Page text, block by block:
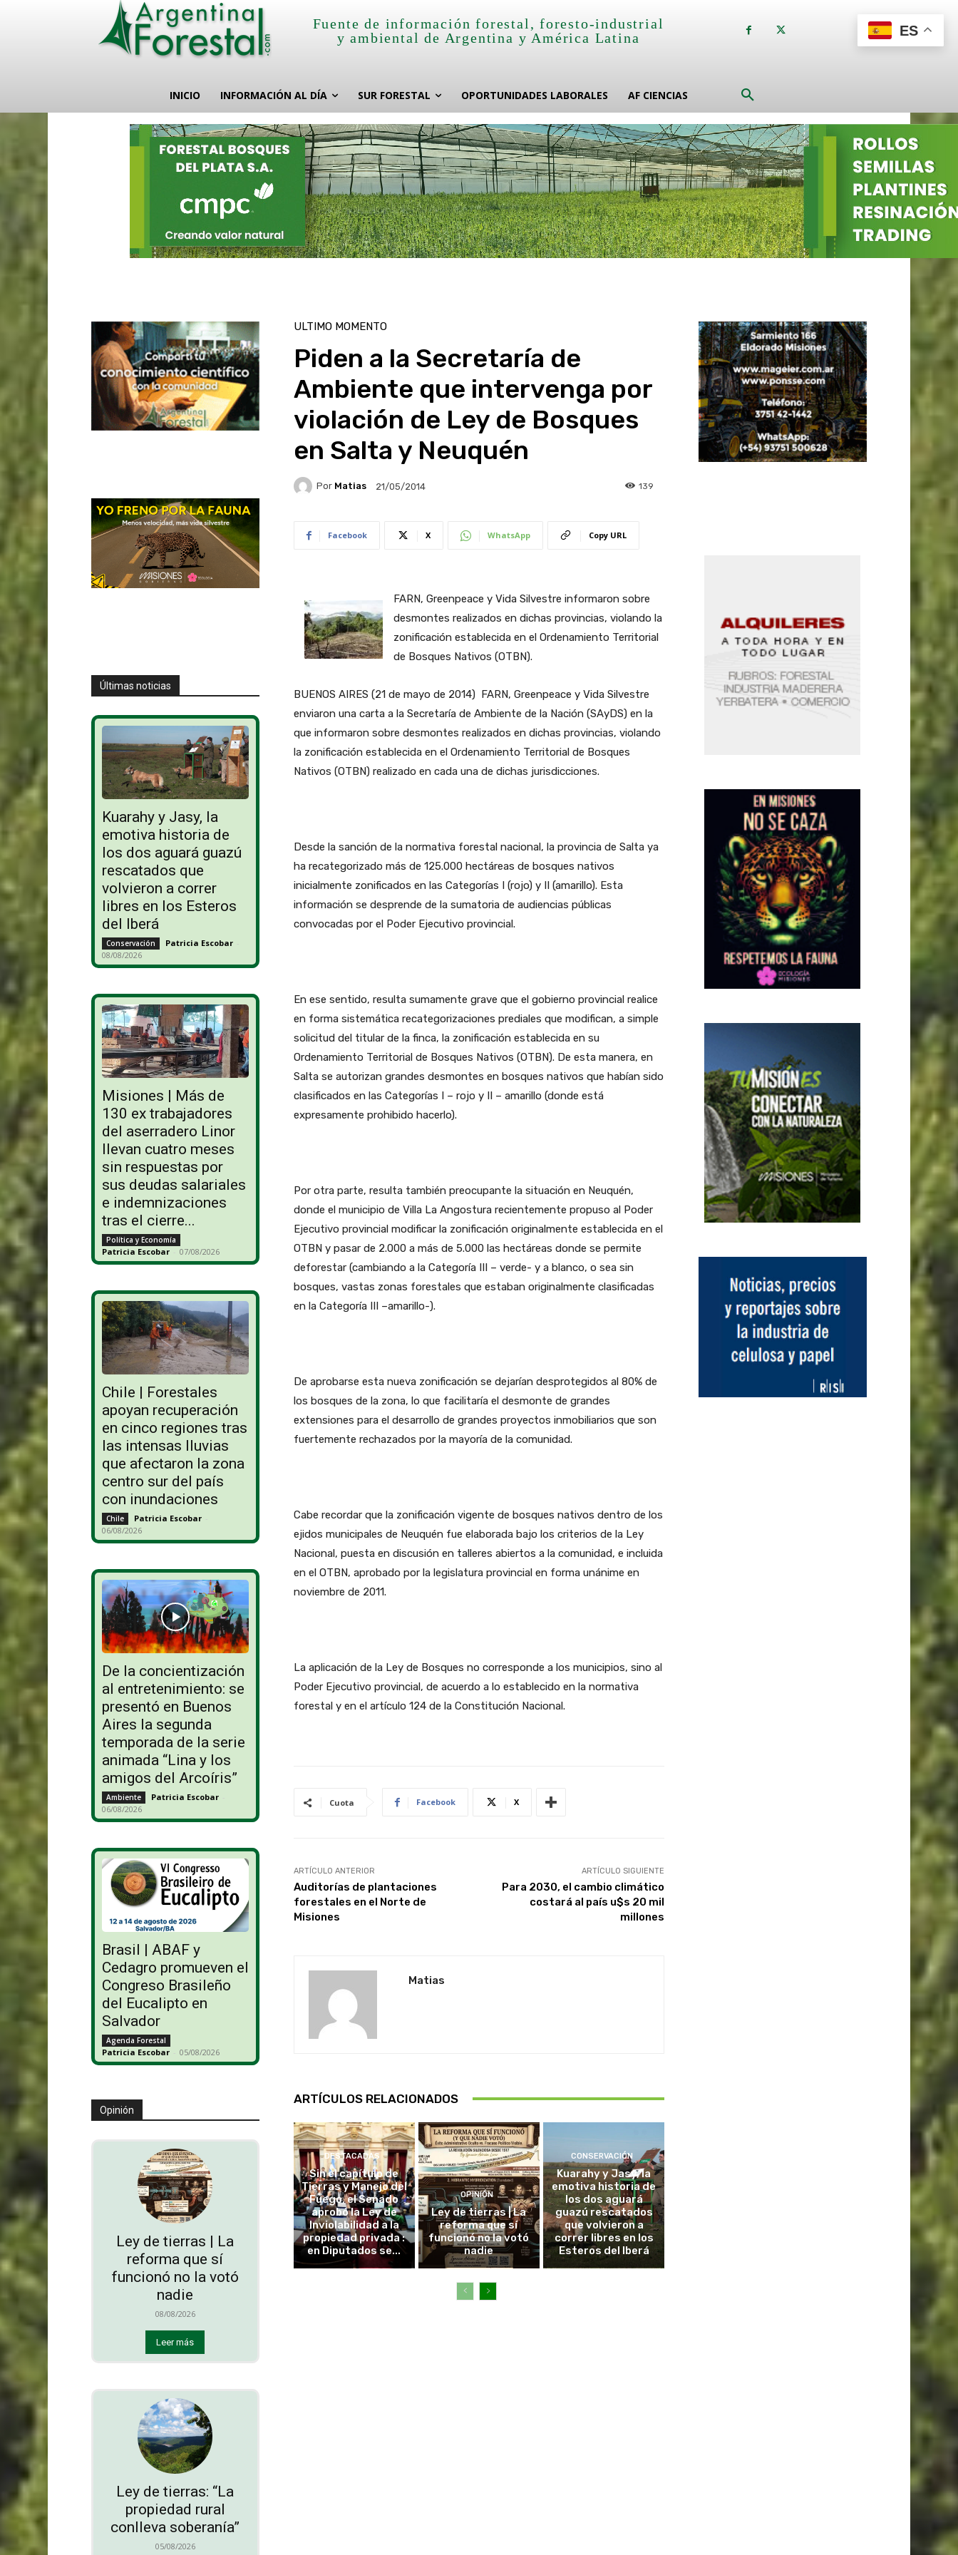
Fuente de información forestal, foresto-industrial
y ambiental de Argentina y América Latina
INICIO INFORMACIÓN AL DÍA SUR FORESTAL OPORTUNIDADES LABORALES AF CIENCIAS
Últimas noticias
Kuarahy y Jasy, la
emotiva historia de
los dos aguará guazú
rescatados que
volvieron a correr
libres en los Esteros
del Iberá
Conservación Patricia Escobar -
08/08/2026
Misiones | Más de
130 ex trabajadores
del aserradero Linor
llevan cuatro meses
sin respuestas por
sus deudas salariales
e indemnizaciones
tras el cierre...
Política y Economía
Patricia Escobar - 07/08/2026
Chile | Forestales
apoyan recuperación
en cinco regiones tras
las intensas lluvias
que afectaron la zona
centro sur del país
con inundaciones
Chile Patricia Escobar -
06/08/2026
De la concientización
al entretenimiento: se
presentó en Buenos
Aires la segunda
temporada de la serie
animada “Lina y los
amigos del Arcoíris”
Ambiente Patricia Escobar -
06/08/2026
Brasil | ABAF y
Cedagro promueven el
Congreso Brasileño
del Eucalipto en
Salvador
Agenda Forestal
Patricia Escobar - 05/08/2026
Opinión
Ley de tierras | La
reforma que sí
funcionó no la votó
nadie
08/08/2026
Leer más
Ley de tierras: “La
propiedad rural
conlleva soberanía”
05/08/2026
ULTIMO MOMENTO
Piden a la Secretaría de
Ambiente que intervenga por
violación de Ley de Bosques
en Salta y Neuquén
Por Matias 21/05/2014 139
Facebook X WhatsApp Copy URL
FARN, Greenpeace y Vida Silvestre informaron sobre
desmontes realizados en dichas provincias, violando la
zonificación establecida en el Ordenamiento Territorial
de Bosques Nativos (OTBN).
BUENOS AIRES (21 de mayo de 2014) FARN, Greenpeace y Vida Silvestre
enviaron una carta a la Secretaría de Ambiente de la Nación (SAyDS) en la
que informaron sobre desmontes realizados en dichas provincias, violando
la zonificación establecida en el Ordenamiento Territorial de Bosques
Nativos (OTBN) realizado en cada una de dichas jurisdicciones.
Desde la sanción de la normativa forestal nacional, la provincia de Salta ya
ha recategorizado más de 125.000 hectáreas de bosques nativos
inicialmente zonificados en las Categorías I (rojo) y II (amarillo). Esta
información se desprende de la sumatoria de audiencias públicas
convocadas por el Poder Ejecutivo provincial.
En ese sentido, resulta sumamente grave que el gobierno provincial realice
en forma sistemática recategorizaciones prediales que modifican, a simple
solicitud del titular de la finca, la zonificación establecida en su
Ordenamiento Territorial de Bosques Nativos (OTBN). De esta manera, en
Salta se autorizan grandes desmontes en bosques nativos que habían sido
clasificados en las Categorías I – rojo y II – amarillo (donde está
expresamente prohibido hacerlo).
Por otra parte, resulta también preocupante la situación en Neuquén,
donde el municipio de Villa La Angostura recientemente propuso al Poder
Ejecutivo provincial modificar la zonificación originalmente establecida en el
OTBN y pasar de 2.000 a más de 5.000 las hectáreas donde se permite
deforestar (cambiando a la Categoría III – verde- y a blanco, o sea sin
bosques, vastas zonas forestales que estaban originalmente clasificadas
en la Categoría III –amarillo-).
De aprobarse esta nueva zonificación se dejarían desprotegidos al 80% de
los bosques de la zona, lo que facilitaría el desmonte de grandes
extensiones para el desarrollo de grandes proyectos inmobiliarios que son
fuertemente rechazados por la mayoría de la comunidad.
Cabe recordar que la zonificación vigente de bosques nativos dentro de los
ejidos municipales de Neuquén fue elaborada bajo los criterios de la Ley
Nacional, puesta en discusión en talleres abiertos a la comunidad, e incluida
en el OTBN, aprobado por la legislatura provincial en forma unánime en
noviembre de 2011.
La aplicación de la Ley de Bosques no corresponde a los municipios, sino al
Poder Ejecutivo provincial, de acuerdo a lo establecido en la normativa
forestal y en el artículo 124 de la Constitución Nacional.
Cuota Facebook X
ARTÍCULO ANTERIOR
Auditorías de plantaciones
forestales en el Norte de
Misiones
ARTÍCULO SIGUIENTE
Para 2030, el cambio climático
costará al país u$s 20 mil
millones
Matias
ARTÍCULOS RELACIONADOS
DESTACADAS
Sin el capítulo de
Tierras y Manejo del
Fuego, el Senado
aprobó la Ley de
Inviolabilidad a la
propiedad privada :
en Diputados se...
OPINIÓN
Ley de tierras | La
reforma que sí
funcionó no la votó
nadie
CONSERVACIÓN
Kuarahy y Jasy, la
emotiva historia de
los dos aguará
guazú rescatados
que volvieron a
correr libres en los
Esteros del Iberá
ES